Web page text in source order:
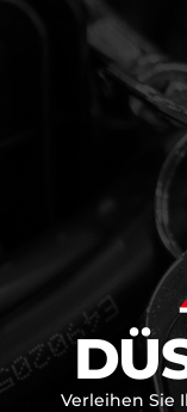
Verleihen Sie